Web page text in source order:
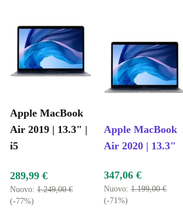
Apple MacBook
Air 2019 | 13.3" |
i5
Apple MacBook
Air 2020 | 13.3"
289,99 €
Nuovo: 1.249,00 €
(-77%)
347,06 €
Nuovo: 1.199,00 €
(-71%)